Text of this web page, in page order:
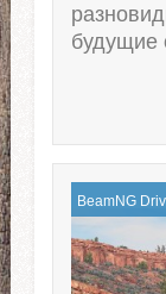
будущие
BeamNG